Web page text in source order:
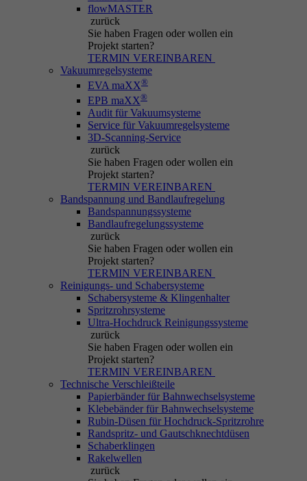
flowMASTER
zurück
Sie haben Fragen oder wollen ein
Projekt starten?
TERMIN VEREINBAREN
Vakuumregelsysteme
EVA maXX®
EPB maXX®
Audit für Vakuumsysteme
Service für Vakuumregelsysteme
3D-Scanning-Service
zurück
Sie haben Fragen oder wollen ein
Projekt starten?
TERMIN VEREINBAREN
Bandspannung und Bandlaufregelung
Bandspannungssysteme
Bandlaufregelungssysteme
zurück
Sie haben Fragen oder wollen ein
Projekt starten?
TERMIN VEREINBAREN
Reinigungs- und Schabersysteme
Schabersysteme & Klingenhalter
Spritzrohrsysteme
Ultra-Hochdruck Reinigungssysteme
zurück
Sie haben Fragen oder wollen ein
Projekt starten?
TERMIN VEREINBAREN
Technische Verschleißteile
Papierbänder für Bahnwechselsysteme
Klebebänder für Bahnwechselsysteme
Rubin-Düsen für Hochdruck-Spritzrohre
Randspritz- und Gautschknechtdüsen
Schaberklingen
Rakelwellen
zurück
Einstellungen zu speichern.
be_typo_user
Typo3
Session
Informiert Typo3, ob der Benutzer im Typo3-
Backend eingeloggt ist und welcher Backend-
Benutzer aktiv ist.
PHPSESSID
Typo3
Laufzeit Session
Cookie, das von PHP-basierten Anwendungen
generiert wird. Es ist ein allgemeiner
Bezeichner, der verwendet wird, um
Benutzersitzungsvariablen zu speichern. Es ist
normalerweise eine zufällig generierte
Nummer; wie es verwendet wird, kann von der
Website abhängen. Ein gutes Beispiel ist
jedoch die Aufrechterhaltung des eingeloggt-
Status für einen Benutzer zwischen
verschiedenen Seiten.
IBS
30 Minuten
Sitzungs‑Cookie, das Aktionen (Seitenaufrufe,
Downloads, Ereignisse) vorübergehend mit
dem aktuellen Besuch verknüpft.
_pk_ref.*
Anbieter IBS
6 Monate
Speichert Attributionsinformationen (den
Referrer, über den der Besucher ursprünglich
auf die Website gelangt ist).
über Kontaktformulare schützt.